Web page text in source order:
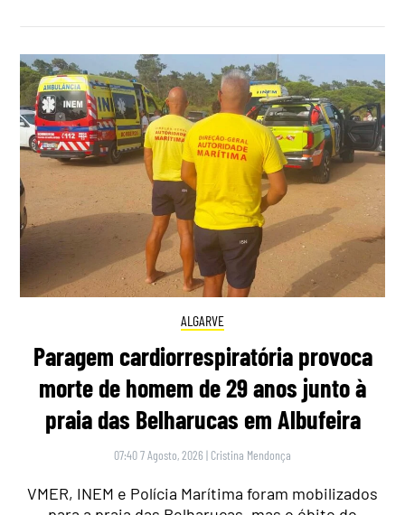
ALGARVE
Paragem cardiorrespiratória provoca
morte de homem de 29 anos junto à
praia das Belharucas em Albufeira
07:40 7 Agosto, 2026 | Cristina Mendonça
VMER, INEM e Polícia Marítima foram mobilizados